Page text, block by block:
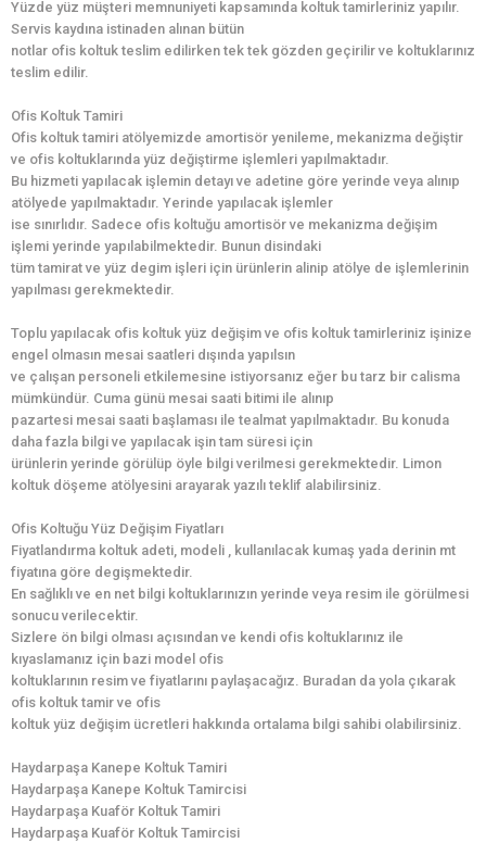
Yüzde yüz müşteri memnuniyeti kapsamında koltuk tamirleriniz yapılır.
Servis kaydına istinaden alınan bütün
notlar ofis koltuk teslim edilirken tek tek gözden geçirilir ve koltuklarınız
teslim edilir.
Ofis Koltuk Tamiri
Ofis koltuk tamiri atölyemizde amortisör yenileme, mekanizma değiştir
ve ofis koltuklarında yüz değiştirme işlemleri yapılmaktadır.
Bu hizmeti yapılacak işlemin detayı ve adetine göre yerinde veya alınıp
atölyede yapılmaktadır. Yerinde yapılacak işlemler
ise sınırlıdır. Sadece ofis koltuğu amortisör ve mekanizma değişim
işlemi yerinde yapılabilmektedir. Bunun disindaki
tüm tamirat ve yüz degim işleri için ürünlerin alinip atölye de işlemlerinin
yapılması gerekmektedir.
Toplu yapılacak ofis koltuk yüz değişim ve ofis koltuk tamirleriniz işinize
engel olmasın mesai saatleri dışında yapılsın
ve çalışan personeli etkilemesine istiyorsanız eğer bu tarz bir calisma
mümkündür. Cuma günü mesai saati bitimi ile alınıp
pazartesi mesai saati başlaması ile tealmat yapılmaktadır. Bu konuda
daha fazla bilgi ve yapılacak işin tam süresi için
ürünlerin yerinde görülüp öyle bilgi verilmesi gerekmektedir. Limon
koltuk döşeme atölyesini arayarak yazılı teklif alabilirsiniz.
Ofis Koltuğu Yüz Değişim Fiyatları
Fiyatlandırma koltuk adeti, modeli , kullanılacak kumaş yada derinin mt
fiyatına göre degişmektedir.
En sağlıklı ve en net bilgi koltuklarınızın yerinde veya resim ile görülmesi
sonucu verilecektir.
Sizlere ön bilgi olması açısından ve kendi ofis koltuklarınız ile
kıyaslamanız için bazi model ofis
koltuklarının resim ve fiyatlarını paylaşacağız. Buradan da yola çıkarak
ofis koltuk tamir ve ofis
koltuk yüz değişim ücretleri hakkında ortalama bilgi sahibi olabilirsiniz.
Haydarpaşa Kanepe Koltuk Tamiri
Haydarpaşa Kanepe Koltuk Tamircisi
Haydarpaşa Kuaför Koltuk Tamiri
Haydarpaşa Kuaför Koltuk Tamircisi